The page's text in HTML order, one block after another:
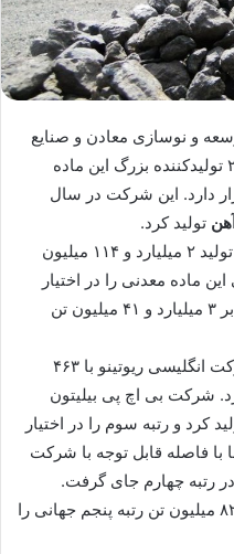
و نوسازی معادن و صنایع
معدنی ایران(ایمیدرو)،‌ در فهرست ۲۰ تولیدکننده بزرگ این ماده
دارد. این شرکت در سال
تولید کرد.
با تولید ۲ میلیارد و ۱۱۴ میلیون
این ماده معدنی را در اختیار
در فهرست غول های سنگ آهن،‌ شرکت انگلیسی ریوتینو با ۴۶۳
شرکت بی اچ پی بیلیتون
تولید کرد و رتبه سوم را در اختیار
فاصله قابل توجه با شرکت
۹۳ میلیون تنی در رتبه چهارم جای گرفت.
شرکت آرسلور میتال انگلیس هم با ۸۲ میلیون تن رتبه پنجم جهانی را